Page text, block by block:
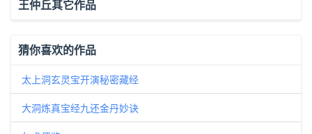
王仲丘其它作品
猜你喜欢的作品
太上洞玄灵宝开演秘密藏经
大洞炼真宝经九还金丹妙诀